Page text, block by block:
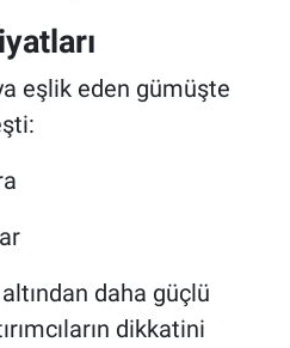
eşlik eden gümüşte
daha güçlü
dikkatini